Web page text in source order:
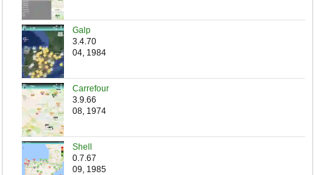
Galp
3.4.70
04, 1984
Carrefour
3.9.66
08, 1974
Shell
0.7.67
09, 1985